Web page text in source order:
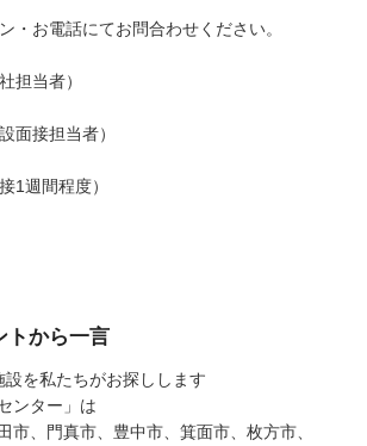
・お電話にてお問合わせください。
担当者）
面接担当者）
1週間程度）
トから一言
を私たちがお探しします
ンター」は
市、門真市、豊中市、箕面市、枚方市、